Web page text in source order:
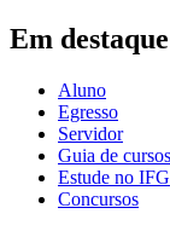
Em destaque
Aluno
Egresso
Servidor
Guia de cursos
Estude no IFG
Concursos